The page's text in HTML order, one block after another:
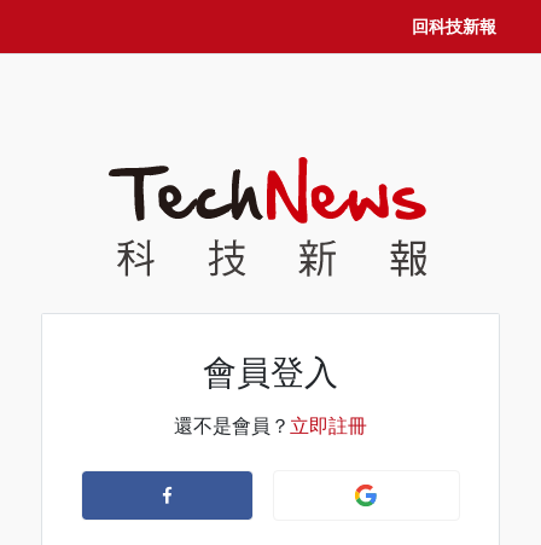
回科技新報
會員登入
還不是會員？ 立即註冊